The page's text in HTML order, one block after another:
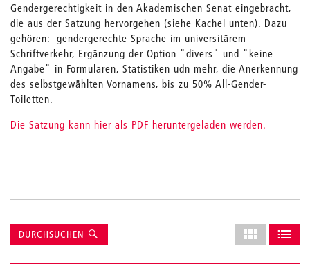
Gendergerechtigkeit in den Akademischen Senat eingebracht,
die aus der Satzung hervorgehen (siehe Kachel unten). Dazu
gehören: gendergerechte Sprache im universitärem
Schriftverkehr, Ergänzung der Option "divers" und "keine
Angabe" in Formularen, Statistiken udn mehr, die Anerkennung
des selbstgewählten Vornamens, bis zu 50% All-Gender-
Toiletten.
Die Satzung kann hier als PDF heruntergeladen werden.
Suche
DURCHSUCHEN
Layout
desALS GRIDALS